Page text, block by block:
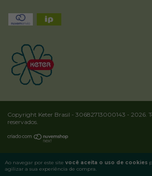
Ao navegar por este site você aceita o uso de cookies
agilizar a sua experiência de compra.
Copyright Keter Brasil - 30682713000143 - 2026.
reservados.